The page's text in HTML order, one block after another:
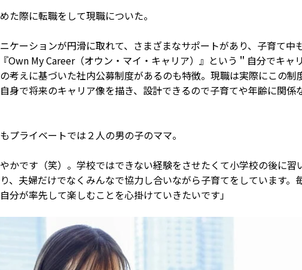
た際に転職をして現職についた。
ニケーションが円滑に取れて、さまざまなサポートがあり、子育て中
Own My Career（オウン・マイ・キャリア）』という＂自分でキャ
考えに基づいた社内公募制度があるのも特徴。現職は実際にこの制
身で将来のキャリア像を描き、設計できるので子育てや年齢に関係
プライベートでは２人の男の子のママ。
かです（笑）。学校ではできない経験をさせたくて小学校の後に習
、夫婦だけでなくみんなで協力し合いながら子育てをしています。
分が率先して楽しむことを心掛けていきたいです」